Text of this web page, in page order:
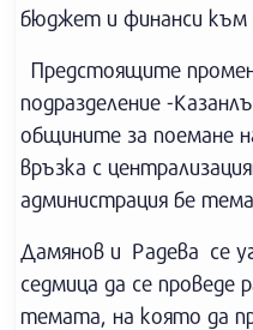
бюджет и финанси към
Предстоящите
подразделение -
общините за поемане
връзка с
администрация бе
Дамянов и Радева се
седмица да се проведе
темата, на която да